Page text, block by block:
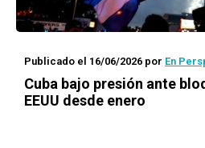
Publicado el 16/06/2026 por En
Cuba bajo presión ante
EEUU desde enero